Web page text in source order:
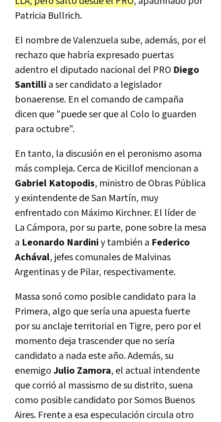
Patricia Bullrich.
El nombre de Valenzuela sube, además, por el
rechazo que habría expresado puertas
adentro el diputado nacional del PRO Diego
Santilli a ser candidato a legislador
bonaerense. En el comando de campaña
dicen que "puede ser que al Colo lo guarden
para octubre".
En tanto, la discusión en el peronismo asoma
más compleja. Cerca de Kicillof mencionan a
Gabriel Katopodis, ministro de Obras Pública
y exintendente de San Martín, muy
enfrentado con Máximo Kirchner. El líder de
La Cámpora, por su parte, pone sobre la mesa
a Leonardo Nardiniy también a Federico
Achával, jefes comunales de Malvinas
Argentinas y de Pilar, respectivamente.
Massa sonó como posible candidato para la
Primera, algo que sería una apuesta fuerte
por su anclaje territorial en Tigre, pero por el
momento deja trascender que no sería
candidato a nada este año. Además, su
enemigoJulio Zamora, el actual intendente
que corrió al massismo de su distrito, suena
como posible candidato por Somos Buenos
Aires. Frente a esa especulación circula otro